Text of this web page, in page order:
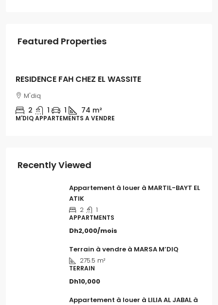
Featured Properties
LA PERLA EN LOCATION
M'diq
54m
M'DIQ APPARTEMENT A LOUER, APPARTMENTS
Recently Viewed
Appartement à louer à MARTIL-BAYT EL
ATIK
2
1
APPARTMENTS
Dh2,000/mois
Terrain à vendre à MARSA M’DIQ
275.5 m²
TERRAIN
Dh10,000
Appartement à louer à LILIA AL JABAL à